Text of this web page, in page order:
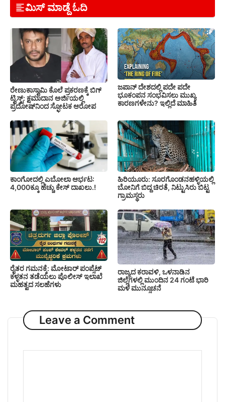
ಮಿಸ್ ಮಾಡ್ದೆ ಓದಿ
ರೇಣುಕಾಸ್ವಾಮಿ ಕೊಲೆ ಪ್ರಕರಣಕ್ಕೆ ಬಿಗ್
ಟ್ವಿಸ್ಟ್: ಕ್ಷಮಾದಾನ ಅರ್ಜಿಯಲ್ಲಿ
ಪ್ರದೋಷ್‌ನಿಂದ ಸ್ಫೋಟಕ ಆರೋಪ
ಜಪಾನ್ ದೇಶದಲ್ಲಿ ಪದೇ ಪದೇ
ಭೂಕಂಪನ ಸಂಭವಿಸಲು ಮುಖ್ಯ
ಕಾರಣಗಳೇನು? ಇಲ್ಲಿದೆ ಮಾಹಿತಿ
ಕಾಂಗೋದಲ್ಲಿ ಎಬೋಲಾ ಆರ್ಭಟ:
4,000ಕ್ಕೂ ಹೆಚ್ಚು ಕೇಸ್ ದಾಖಲು.!
ಹಿರಿಯೂರು: ಸೂರಗೊಂಡನಹಳ್ಳಿಯಲ್ಲಿ
ಬೋನಿಗೆ ಬಿದ್ದ ಚಿರತೆ, ನಿಟ್ಟುಸಿರು ಬಿಟ್ಟ
ಗ್ರಾಮಸ್ಥರು
ರೈತರ ಗಮನಕ್ಕೆ: ಮೋಟಾರ್ ಪಂಪ್ಸೆಟ್
ಕಳ್ಳತನ ತಡೆಯಲು ಪೊಲೀಸ್ ಇಲಾಖೆ
ಮಹತ್ವದ ಸಲಹೆಗಳು
ರಾಜ್ಯದ ಕರಾವಳಿ, ಒಳನಾಡಿನ
ಜಿಲ್ಲೆಗಳಲ್ಲಿ ಮುಂದಿನ 24 ಗಂಟೆ ಭಾರಿ
ಮಳೆ ಮುನ್ಸೂಚನೆ
Leave a Comment